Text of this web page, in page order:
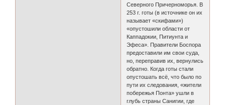
Северного Причерноморья. В
253 г. готы (в источнике он их
называет «скифами»)
«опустошили области от
Каппадокии, Питиунта и
Эфеса». Правители Боспора
предоставили им свои суда,
но, переправив их, вернулись
обратно. Когда готы стали
опустошать всё, что было по
пути их следования, «жители
побережья Понта» ушли в
глубь страны Санигии, где